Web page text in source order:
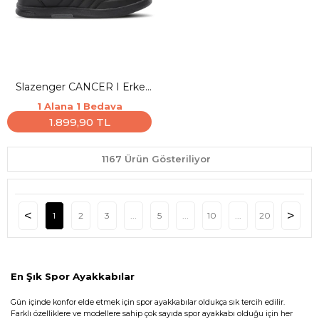
Slazenger CANCER I Erkek
Siyah / Siyah Günlük Spor
Ayakkabısı
1 Alana 1 Bedava
1.899,90 TL
1167 Ürün Gösteriliyor
1 2 3 ... 5 ... 10 ... 20
En Şık Spor Ayakkabılar
Gün içinde konfor elde etmek için spor ayakkabılar oldukça sık tercih edilir.
Farklı özelliklere ve modellere sahip çok sayıda spor ayakkabı olduğu için her